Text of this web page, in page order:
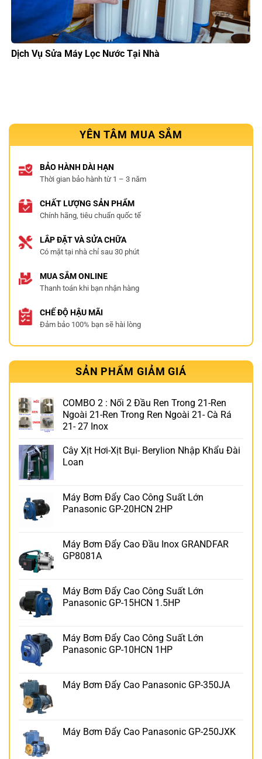
Dịch Vụ Sửa Máy Lọc Nước Tại Nhà
YÊN TÂM MUA SẮM
BẢO HÀNH DÀI HẠN
Thời gian bảo hành từ 1 – 3 năm
CHẤT LƯỢNG SẢN PHẨM
Chính hãng, tiêu chuẩn quốc tế
LẮP ĐẶT VÀ SỬA CHỮA
Có mặt tại nhà chỉ sau 30 phút
MUA SẮM ONLINE
Thanh toán khi bạn nhận hàng
CHẾ ĐỘ HẬU MÃI
Đảm bảo 100% bạn sẽ hài lòng
SẢN PHẨM GIẢM GIÁ
COMBO 2 : Nối 2 Đầu Ren Trong 21-Ren
Ngoài 21-Ren Trong Ren Ngoài 21- Cà Rá
21- 27 Inox
Cây Xịt Hơi-Xịt Bụi- Berylion Nhập Khẩu Đài
Loan
Máy Bơm Đẩy Cao Công Suất Lớn
Panasonic GP-20HCN 2HP
Máy Bơm Đẩy Cao Đầu Inox GRANDFAR
GP8081A
Máy Bơm Đẩy Cao Công Suất Lớn
Panasonic GP-15HCN 1.5HP
Máy Bơm Đẩy Cao Công Suất Lớn
Panasonic GP-10HCN 1HP
Máy Bơm Đẩy Cao Panasonic GP-350JA
Máy Bơm Đẩy Cao Panasonic GP-250JXK